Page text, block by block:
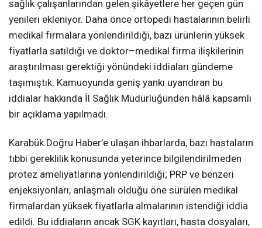
sağlık çalışanlarından gelen şikâyetlere her geçen gün
yenileri ekleniyor. Daha önce ortopedi hastalarının belirli
medikal firmalara yönlendirildiği, bazı ürünlerin yüksek
fiyatlarla satıldığı ve doktor–medikal firma ilişkilerinin
araştırılması gerektiği yönündeki iddiaları gündeme
taşımıştık. Kamuoyunda geniş yankı uyandıran bu
iddialar hakkında İl Sağlık Müdürlüğünden hâlâ kapsamlı
bir açıklama yapılmadı.
Karabük Doğru Haber’e ulaşan ihbarlarda, bazı hastaların
tıbbi gereklilik konusunda yeterince bilgilendirilmeden
protez ameliyatlarına yönlendirildiği; PRP ve benzeri
enjeksiyonları, anlaşmalı olduğu öne sürülen medikal
firmalardan yüksek fiyatlarla almalarının istendiği iddia
edildi. Bu iddiaların ancak SGK kayıtları, hasta dosyaları,